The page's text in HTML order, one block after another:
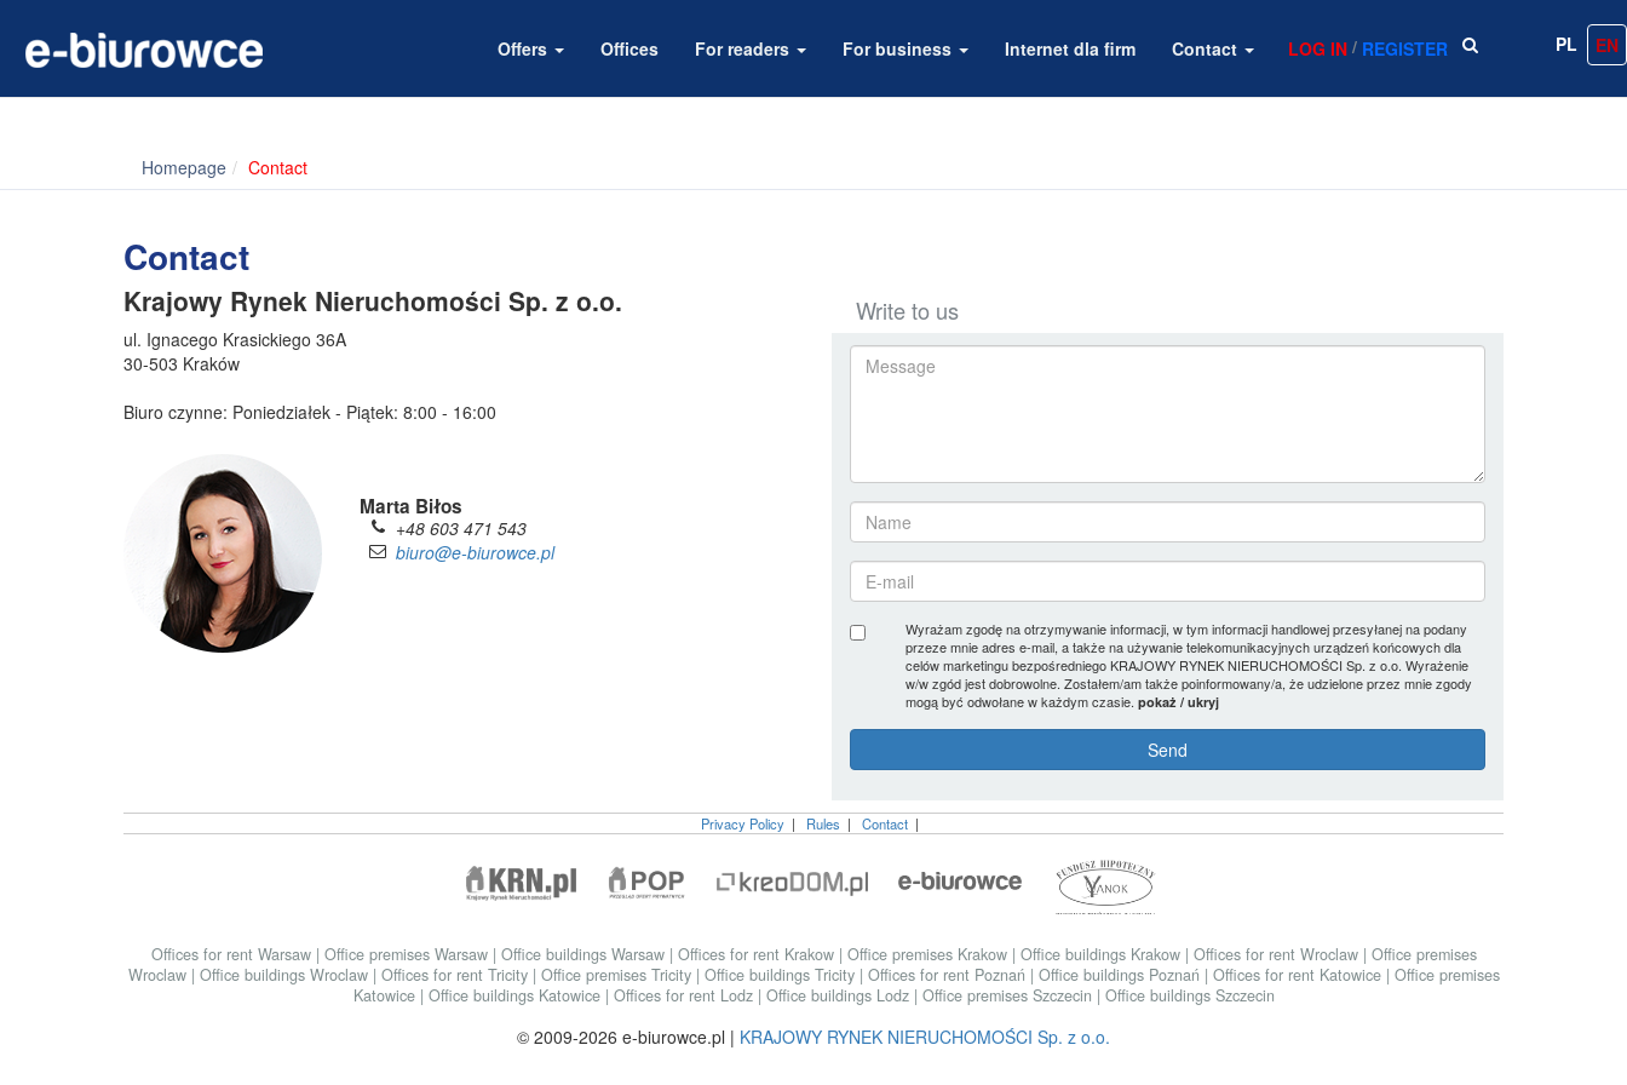
Offers Offices For readers For business Internet dla firm Contact LOG IN / REGISTER PL EN
Homepage Contact
Contact
Krajowy Rynek Nieruchomości Sp. z o.o.
ul. Ignacego Krasickiego 36A
30-503 Kraków
Biuro czynne: Poniedziałek - Piątek: 8:00 - 16:00
Marta Biłos
+48 603 471 543
biuro@e-biurowce.pl
Write to us
Wyrażam zgodę na otrzymywanie informacji, w tym informacji handlowej przesyłanej na podany
przeze mnie adres e-mail, a także na używanie telekomunikacyjnych urządzeń końcowych dla
celów marketingu bezpośredniego KRAJOWY RYNEK NIERUCHOMOŚCI Sp. z o.o. Wyrażenie
w/w zgód jest dobrowolne. Zostałem/am także poinformowany/a, że udzielone przez mnie zgody
mogą być odwołane w każdym czasie.pokaż / ukryj
Privacy Policy | Rules | Contact |
Offices for rent Warsaw | Office premises Warsaw | Office buildings Warsaw | Offices for rent Krakow | Office premises Krakow | Office buildings Krakow | Offices for rent Wroclaw | Office premises
Wroclaw | Office buildings Wroclaw | Offices for rent Tricity | Office premises Tricity | Office buildings Tricity | Offices for rent Poznań | Office buildings Poznań | Offices for rent Katowice | Office premises
Katowice | Office buildings Katowice | Offices for rent Lodz | Office buildings Lodz | Office premises Szczecin | Office buildings Szczecin
© 2009-2026 e-biurowce.pl | KRAJOWY RYNEK NIERUCHOMOŚCI Sp. z o.o.